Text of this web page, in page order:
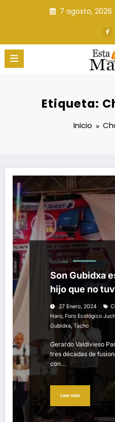
7 agosto, 2026
Etiqueta:
Inicio
CULTURA
Son Gubidxa
hijo que no
27 Enero, 2024
Haro, Foro Ecológico
Gubidxa, Tacho
Gerardo Valdivieso
tres décadas de
con…
Leer más